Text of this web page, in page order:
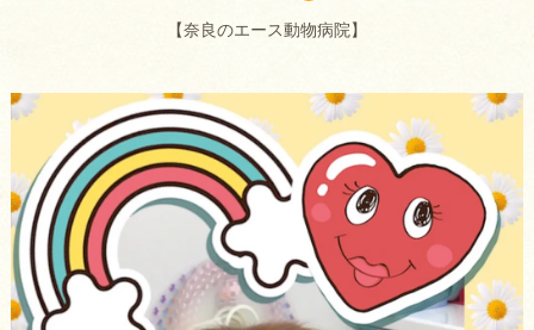
【奈良のエース動物病院】